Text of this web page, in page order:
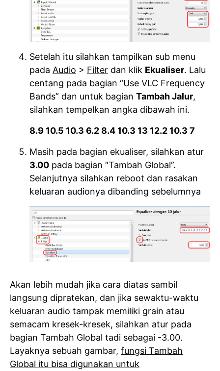
Setelah itu silahkan tampilkan sub menu
pada Audio > Filter dan klik Ekualiser. Lalu
centang pada bagian “Use VLC Frequency
Bands” dan untuk bagian Tambah Jalur,
silahkan tempelkan angka dibawah ini.
8.9 10.5 10.3 6.2 8.4 10.3 13 12.2 10.3 7
Masih pada bagian ekualiser, silahkan atur
3.00 pada bagian “Tambah Global”.
Selanjutnya silahkan reboot dan rasakan
keluaran audionya dibanding sebelumnya
Akan lebih mudah jika cara diatas sambil
langsung dipratekan, dan jika sewaktu-waktu
keluaran audio tampak memiliki grain atau
semacam kresek-kresek, silahkan atur pada
bagian Tambah Global tadi sebagai -3.00.
Layaknya sebuah gambar, fungsi Tambah
Global itu bisa digunakan untuk